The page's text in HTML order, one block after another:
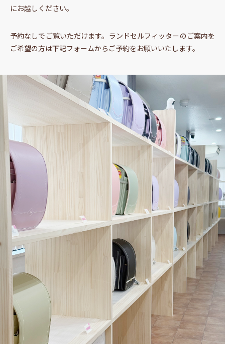
にお越しください。
予約なしでご覧いただけます。ランドセルフィッターのご案内を
ご希望の方は下記フォームからご予約をお願いいたします。